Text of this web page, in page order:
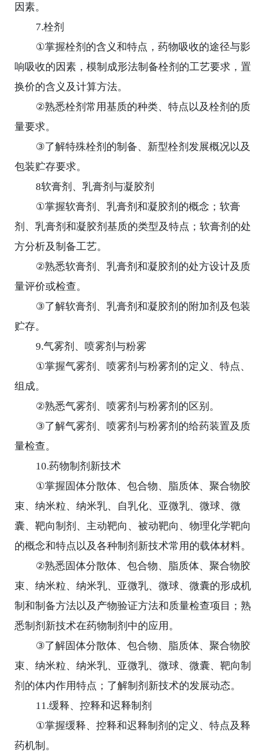
因素。
7.栓剂
①掌握栓剂的含义和特点，药物吸收的途径与影
响吸收的因素，模制成形法制备栓剂的工艺要求，置
换价的含义及计算方法。
②熟悉栓剂常用基质的种类、特点以及栓剂的质
量要求。
③了解特殊栓剂的制备、新型栓剂发展概况以及
包装贮存要求。
8软膏剂、乳膏剂与凝胶剂
①掌握软膏剂、乳膏剂和凝胶剂的概念；软膏
剂、乳膏剂和凝胶剂基质的类型及特点；软膏剂的处
方分析及制备工艺。
②熟悉软膏剂、乳膏剂和凝胶剂的处方设计及质
量评价或检查。
③了解软膏剂、乳膏剂和凝胶剂的附加剂及包装
贮存。
9.气雾剂、喷雾剂与粉雾
①掌握气雾剂、喷雾剂与粉雾剂的定义、特点、
组成。
②熟悉气雾剂、喷雾剂与粉雾剂的区别。
③了解气雾剂、喷雾剂与粉雾剂的给药装置及质
量检查。
10.药物制剂新技术
①掌握固体分散体、包合物、脂质体、聚合物胶
束、纳米粒、纳米乳、自乳化、亚微乳、微球、微
囊、靶向制剂、主动靶向、被动靶向、物理化学靶向
的概念和特点以及各种制剂新技术常用的载体材料。
②熟悉固体分散体、包合物、脂质体、聚合物胶
束、纳米粒、纳米乳、亚微乳、微球、微囊的形成机
制和制备方法以及产物验证方法和质量检查项目；熟
悉制剂新技术在药物制剂中的应用。
③了解固体分散体、包合物、脂质体、聚合物胶
束、纳米粒、纳米乳、亚微乳、微球、微囊、靶向制
剂的体内作用特点；了解制剂新技术的发展动态。
11.缓释、控释和迟释制剂
①掌握缓释、控释和迟释制剂的定义、特点及释
药机制。